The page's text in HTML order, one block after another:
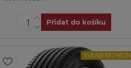
Přidat do košíku
VYRÁBÍ MICHELIN